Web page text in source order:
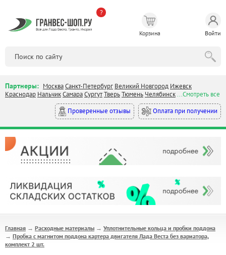
?
Корзина Войти
Партнеры: МоскваСанкт-Петербург Великий Новгород Ижевск
Краснодар НальчикСамараСургутТверьТюмень Челябинск...Смотреть все
Проверенные отзывы
Оплата при получении
Главная → Расходные материалы → Уплотнительные кольца и пробки поддона
→ Пробка с магнитом поддона картера двигателя Лада Веста без вариатора,
комплект 2 шт.